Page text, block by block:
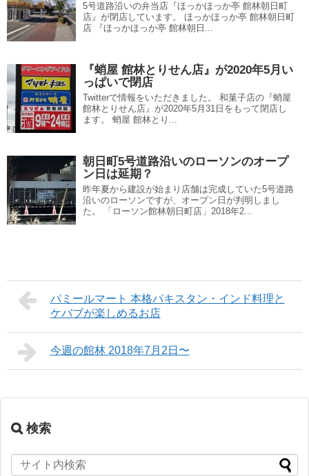
5号道路沿いの弁当店『ほっかほっか亭 館林朝日町
店』が閉店しています。 ほっかほっか亭 館林朝日町
店 『ほっかほっか亭 館林朝日...
『蛸屋 館林とりせん店』が2020年5月い
っぱいで閉店
Twitterで情報をいただきました。 和菓子店の『蛸屋
館林とりせん店』が2020年5月31日をもって閉店し
ます。 蛸屋 館林とり...
朝日町5号道路沿いのローソンのオープ
ン日は延期？
昨年夏から建設が始まり店舗は完成していた5号道路
沿いのローソンですが、オープン日が判明しまし
た。 「ローソン館林朝日町店」2018年2...
パミールマート 本格パキスタン・インド料理と
ケバブが楽しめるお店
今週の館林 2018年7月2日〜
検索